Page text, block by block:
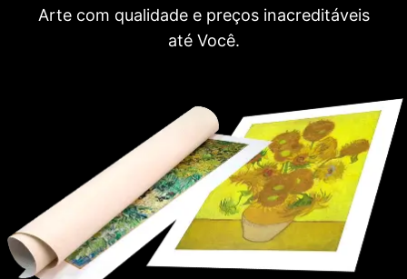
Arte com qualidade e preços inacreditáveis
até Você.